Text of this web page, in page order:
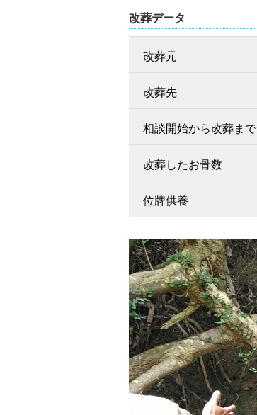
改葬データ
改葬元
改葬先
相談開始から改葬まで
改葬したお骨数
位牌供養